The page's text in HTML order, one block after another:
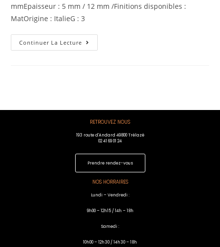
mmEpaisseur : 5 mm / 12 mm /Finitions disponibles :
MatOrigine : ItalieG : 3
Continuer La Lecture
RETROUVEZ NOUS
193 route d'Andard 49800 Trélazé
02 41 69 01 24
Prendre rendez-vous
NOS HORRAIRES
Lundi – Vendredi :
9h00 – 12h15 / 14h – 18h
Samedi :
10h00 – 12h30 / 14h30 – 18h